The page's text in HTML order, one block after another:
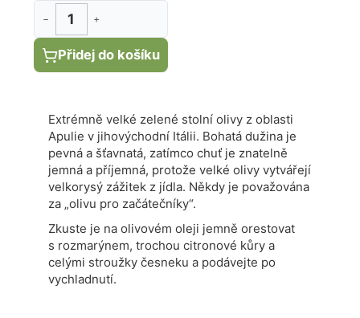
− +
Přidej do košíku
Extrémně velké zelené stolní olivy z oblasti
Apulie v jihovýchodní Itálii. Bohatá dužina je
pevná a šťavnatá, zatímco chuť je znatelně
jemná a příjemná, protože velké olivy vytvářejí
velkorysý zážitek z jídla. Někdy je považována
za „olivu pro začátečníky“.
Zkuste je na olivovém oleji jemně orestovat
s rozmarýnem, trochou citronové kůry a
celými stroužky česneku a podávejte po
vychladnutí.